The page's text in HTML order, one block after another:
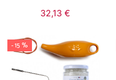
32,13 €
- 15 %